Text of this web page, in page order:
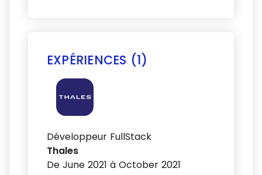
EXPÉRIENCES (1)
Développeur FullStack
Thales
De June 2021 à October 2021